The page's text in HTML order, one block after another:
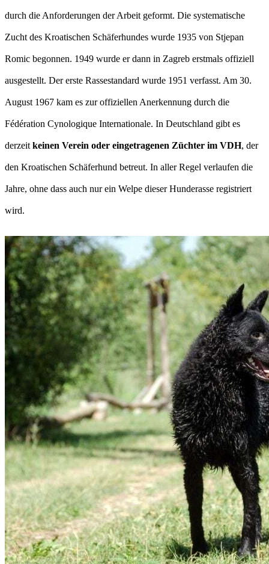
durch die Anforderungen der Arbeit geformt. Die systematische
Zucht des Kroatischen Schäferhundes wurde 1935 von Stjepan
Romic begonnen. 1949 wurde er dann in Zagreb erstmals offiziell
ausgestellt. Der erste Rassestandard wurde 1951 verfasst. Am 30.
August 1967 kam es zur offiziellen Anerkennung durch die
Fédération Cynologique Internationale. In Deutschland gibt es
derzeit keinen Verein oder eingetragenen Züchter im VDH, der
den Kroatischen Schäferhund betreut. In aller Regel verlaufen die
Jahre, ohne dass auch nur ein Welpe dieser Hunderasse registriert
wird.